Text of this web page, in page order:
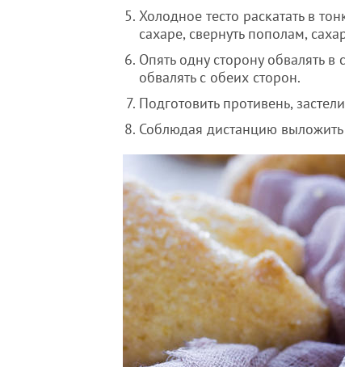
Холодное тесто раскатать в
сахаре, свернуть пополам,
Опять одну сторону обвалять
обвалять с обеих сторон.
Подготовить противень,
Соблюдая дистанцию